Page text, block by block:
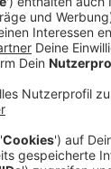
oder der
keine
ließ
Stoßzeiten,
müssen